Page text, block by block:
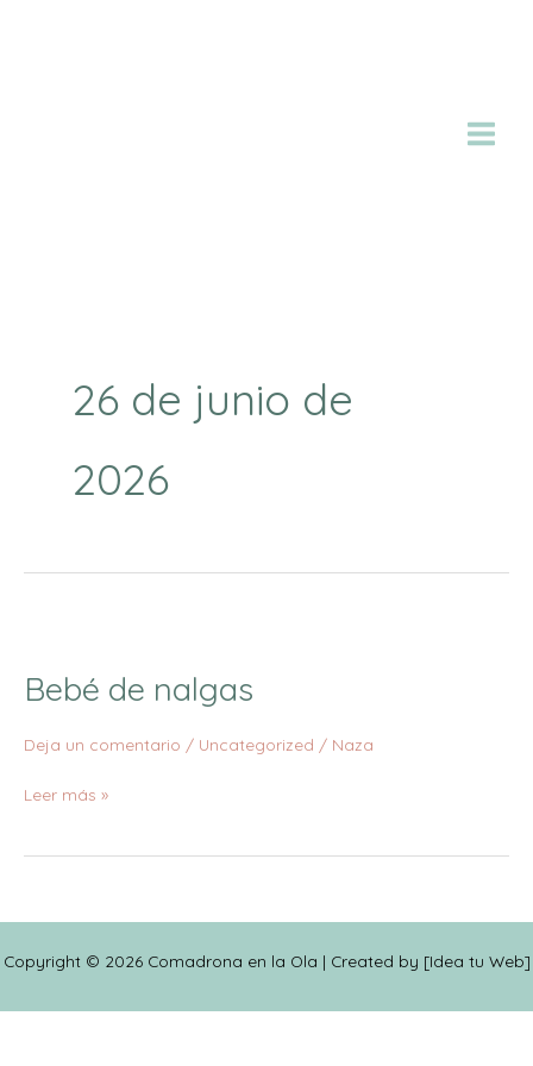
26 de junio de
2026
Bebé de nalgas
Deja un comentario / Uncategorized / Naza
nalgas
Leer más »
Copyright © 2026 Comadrona en la Ola | Created by [Idea tu Web]